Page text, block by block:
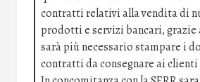
contratti relativi alla vendita di
prodotti e servizi bancari, grazie
sarà più necessario stampare i
contratti da consegnare ai